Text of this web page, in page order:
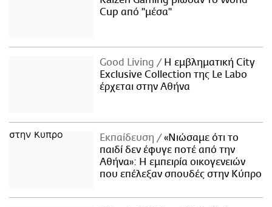
Cup από "μέσα"
Good Living
Η εμβληματική City
Exclusive Collection της Le Labo
έρχεται στην Αθήνα
Εκπαίδευση
«Νιώσαμε ότι το
παιδί δεν έφυγε ποτέ από την
Αθήνα»: Η εμπειρία οικογενειών
που επέλεξαν σπουδές στην Κύπρο